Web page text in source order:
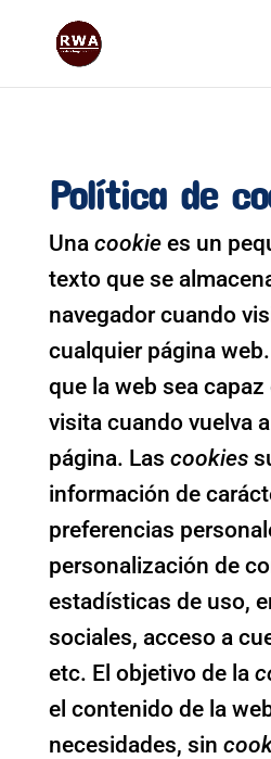
Política de
Una cookiees un
texto que se
navegador cuando
cualquier página
que la web sea
visita cuando vuelva
página. Las cookies
información de
preferencias
personalización de
estadísticas de uso,
sociales, acceso a
etc. El objetivo de la
el contenido de la
necesidades, sin